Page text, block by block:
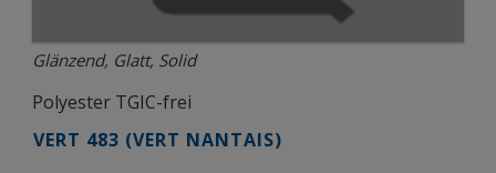
Glänzend, Glatt, Solid
Polyester TGIC-frei
VERT 483 (VERT NANTAIS)